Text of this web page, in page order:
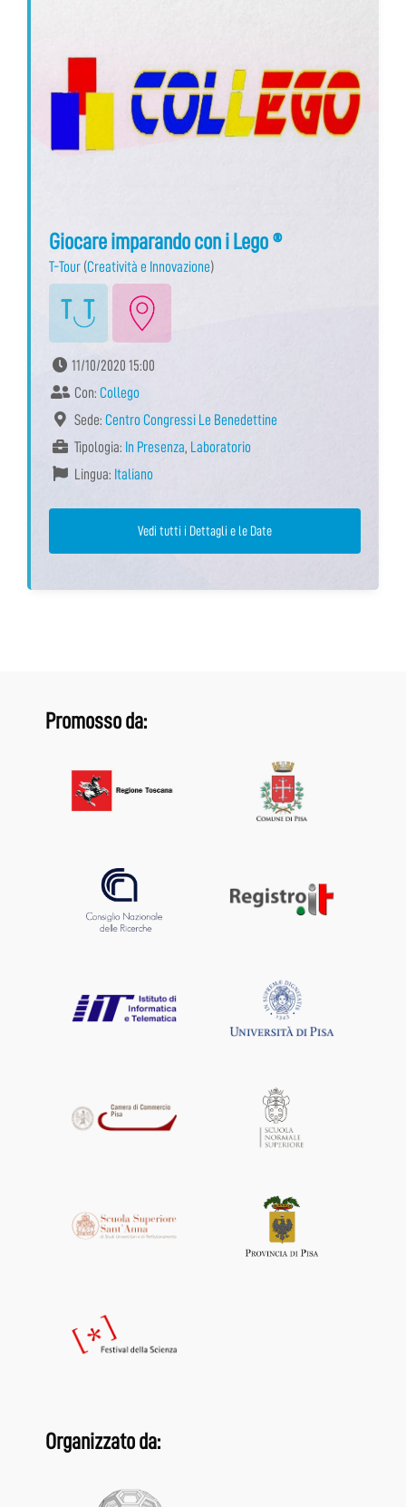
Giocare imparando con i Lego ®
T-Tour (Creatività e Innovazione)
11/10/2020 15:00
Con: Collego
Sede: Centro Congressi Le Benedettine
Tipologia: In Presenza, Laboratorio
Lingua: Italiano
Vedi tutti i Dettagli e le Date
Promosso da:
Organizzato da: